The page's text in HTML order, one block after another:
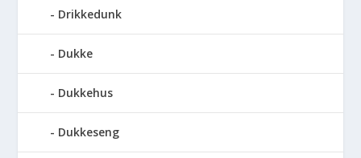
Drikkedunk
Dukke
Dukkehus
Dukkeseng